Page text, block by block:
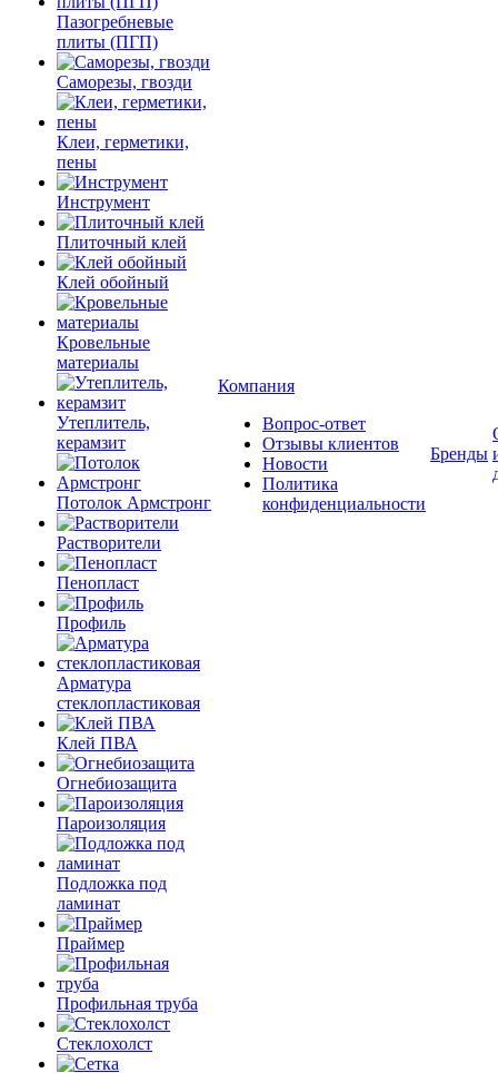
Пазогребневые
плиты (ПГП)
Саморезы, гвозди
Клеи, герметики,
пены
Инструмент
Плиточный клей
Клей обойный
Кровельные
материалы
Утеплитель,
керамзит
Потолок Армстронг
Растворители
Пенопласт
Профиль
Арматура
стеклопластиковая
Клей ПВА
Огнебиозащита
Пароизоляция
Подложка под
ламинат
Праймер
Профильная труба
Стеклохолст
Компания
Вопрос-ответ
Отзывы клиентов
Новости
Политика
конфиденциальности
Бренды